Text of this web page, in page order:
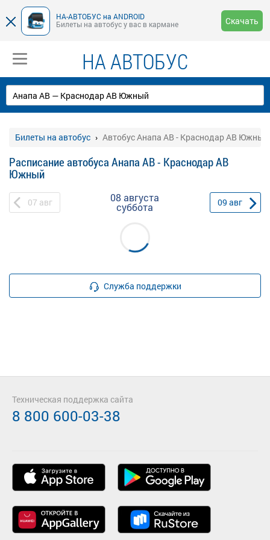
НА-АВТОБУС на ANDROID
Билеты на автобус у вас в кармане
Скачать
НА АВТОБУС
Билеты на автобус Автобус Анапа АВ - Краснодар АВ Южный
Расписание автобуса Анапа АВ - Краснодар АВ
Южный
07 авг 08 августа
суббота 09 авг
Служба поддержки
Техническая поддержка сайта
8 800 600-03-38